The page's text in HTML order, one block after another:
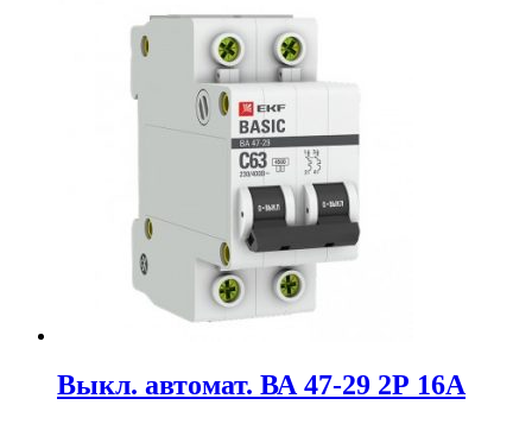
Выкл. автомат. ВА 47-29 2Р 16А